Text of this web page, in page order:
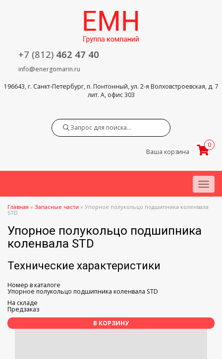
+7 (812) 462 47 40
info@energomarin.ru
196643, г. Санкт-Петербург, п. Понтонный, ул. 2-я Волховстроевская, д. 7
лит. А, офис 303
Ваша корзина
0
Menu
Главная » Запасные части » Упорное полукольцо подшипника коленвала
STD
Упорное полукольцо подшипника
коленвала STD
Технические характеристики
Номер в каталоге
Упорное полукольцо подшипника коленвала STD
На складе
Предзаказ
В КОРЗИНУ